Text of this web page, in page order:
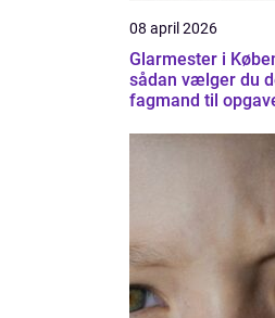
08 april 2026
Glarmester i
sådan vælger du
fagmand til